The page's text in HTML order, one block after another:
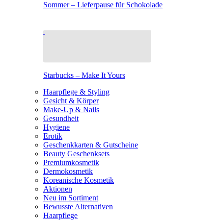
Sommer – Lieferpause für Schokolade
Starbucks – Make It Yours
Haarpflege & Styling
Gesicht & Körper
Make-Up & Nails
Gesundheit
Hygiene
Erotik
Geschenkkarten & Gutscheine
Beauty Geschenksets
Premiumkosmetik
Dermokosmetik
Koreanische Kosmetik
Aktionen
Neu im Sortiment
Bewusste Alternativen
Haarpflege